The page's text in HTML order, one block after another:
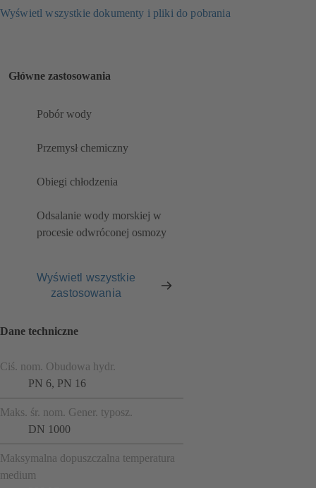
Wyświetl wszystkie dokumenty i pliki do pobrania
Główne zastosowania
Pobór wody
Przemysł chemiczny
Obiegi chłodzenia
Odsalanie wody morskiej w
procesie odwróconej osmozy
Wyświetl wszystkie
zastosowania
Dane techniczne
Ciś. nom. Obudowa hydr.
PN 6, PN 16
Maks. śr. nom. Gener. typosz.
DN 1000
Maksymalna dopuszczalna temperatura
medium